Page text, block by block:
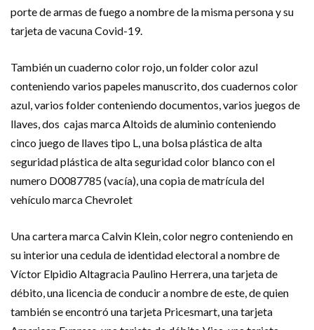
porte de armas de fuego a nombre de la misma persona y su
tarjeta de vacuna Covid-19.
También un cuaderno color rojo, un folder color azul
conteniendo varios papeles manuscrito, dos cuadernos color
azul, varios folder conteniendo documentos, varios juegos de
llaves, dos cajas marca Altoids de aluminio conteniendo
cinco juego de llaves tipo L, una bolsa plástica de alta
seguridad plástica de alta seguridad color blanco con el
numero D0087785 (vacía), una copia de matrícula del
vehículo marca Chevrolet
Una cartera marca Calvin Klein, color negro conteniendo en
su interior una cedula de identidad electoral a nombre de
Víctor Elpidio Altagracia Paulino Herrera, una tarjeta de
débito, una licencia de conducir a nombre de este, de quien
también se encontró una tarjeta Pricesmart, una tarjeta